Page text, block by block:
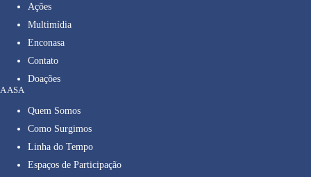
Ações
Multimídia
Enconasa
Contato
Doações
A ASA
Quem Somos
Como Surgimos
Linha do Tempo
Espaços de Participação